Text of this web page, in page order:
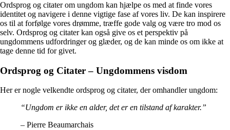
Ordsprog og citater om ungdom kan hjælpe os med at finde vores
identitet og navigere i denne vigtige fase af vores liv. De kan inspirere
os til at forfølge vores drømme, træffe gode valg og være tro mod os
selv. Ordsprog og citater kan også give os et perspektiv på
ungdommens udfordringer og glæder, og de kan minde os om ikke at
tage denne tid for givet.
Ordsprog og Citater – Ungdommens visdom
Her er nogle velkendte ordsprog og citater, der omhandler ungdom:
“Ungdom er ikke en alder, det er en tilstand af karakter.”
– Pierre Beaumarchais